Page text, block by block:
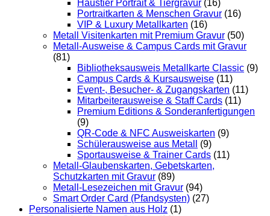
Haustier Portrait & Tiergravur (16)
Portraitkarten & Menschen Gravur (16)
VIP & Luxury Metallkarten (16)
Metall Visitenkarten mit Premium Gravur (50)
Metall-Ausweise & Campus Cards mit Gravur
(81)
Bibliotheksausweis Metallkarte Classic (9)
Campus Cards & Kursausweise (11)
Event-, Besucher- & Zugangskarten (11)
Mitarbeiterausweise & Staff Cards (11)
Premium Editions & Sonderanfertigungen
(9)
QR-Code & NFC Ausweiskarten (9)
Schülerausweise aus Metall
(9)
Sportausweise & Trainer Cards (11)
Metall-Glaubenskarten, Gebetskarten,
Schutzkarten mit Gravur (89)
Metall-Lesezeichen mit Gravur (94)
Smart Order Card (Pfandsysten) (27)
Personalisierte Namen aus Holz (1)